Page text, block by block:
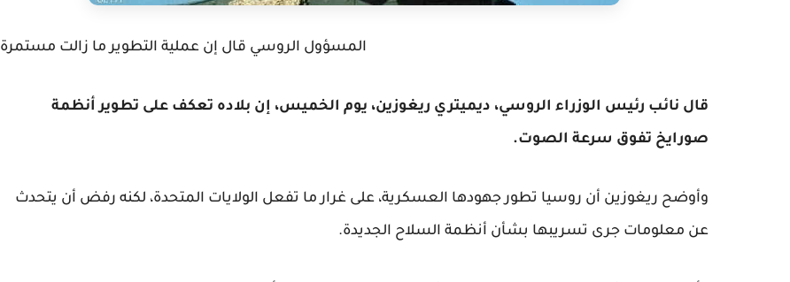
المسؤول الروسي قال إن عملية التطوير ما زالت مستمرة
قال نائب رئيس الوزراء الروسي، ديميتري ريغوزين، يوم الخميس، إن بلاده تعكف على تطوير أنظمة
صورايخ تفوق سرعة الصوت.
وأوضح ريغوزين أن روسيا تطور جهودها العسكرية، على غرار ما تفعل الولايات المتحدة، لكنه رفض أن يتحدث
عن معلومات جرى تسريبها بشأن أنظمة السلاح الجديدة.